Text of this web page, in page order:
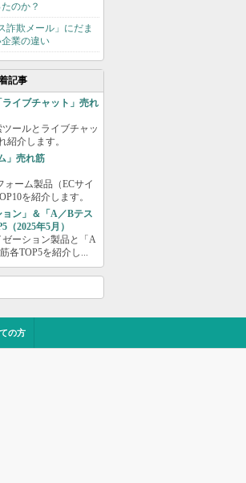
のか？
詐欺メール」にだま
業の違い
記事
ライブチャット」売れ
ールとライブチャッ
紹介します。
」売れ筋
ォーム製品（ECサイ
を紹介します。
ョン」＆「A／Bテス
（2025年5月）
ーション製品と「A
各TOP5を紹介し...
の方